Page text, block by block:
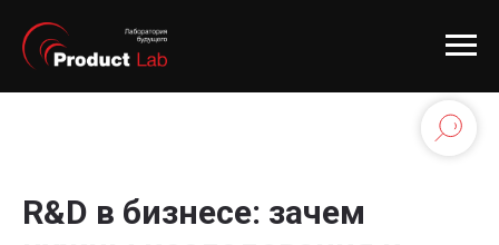
R&D в бизнесе: зачем